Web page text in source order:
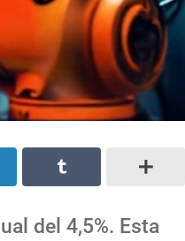
del 4,5%. Esta